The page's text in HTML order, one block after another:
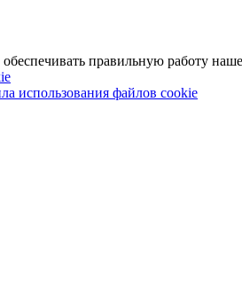
правильную работу
использования файлов cookie